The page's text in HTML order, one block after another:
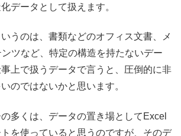
データとして扱えます。
うのは、書類などのオフィス文書、メ
ツなど、特定の構造を持たないデー
上で扱うデータで言うと、圧倒的に非
のではないかと思います。
多くは、データの置き場としてExcel
を使っていると思うのですが、そのデ